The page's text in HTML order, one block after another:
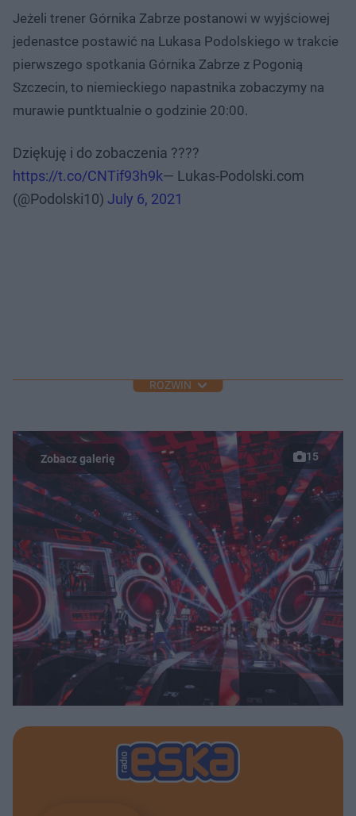
Jeżeli trener Górnika Zabrze postanowi w wyjściowej
jedenastce postawić na Lukasa Podolskiego w trakcie
pierwszego spotkania Górnika Zabrze z Pogonią
Szczecin, to niemieckiego napastnika zobaczymy na
murawie puntktualnie o godzinie 20:00.
Dziękuję i do zobaczenia ????
https://t.co/CNTif93h9k— Lukas-Podolski.com
(@Podolski10) July 6, 2021
ROZWIŃ
15